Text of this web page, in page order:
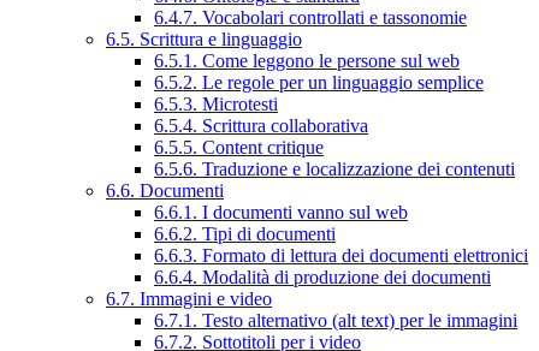
6.4.7. Vocabolari controllati e tassonomie
6.5. Scrittura e linguaggio
6.5.1. Come leggono le persone sul web
6.5.2. Le regole per un linguaggio semplice
6.5.3. Microtesti
6.5.4. Scrittura collaborativa
6.5.5. Content critique
6.5.6. Traduzione e localizzazione dei contenuti
6.6. Documenti
6.6.1. I documenti vanno sul web
6.6.2. Tipi di documenti
6.6.3. Formato di lettura dei documenti elettronici
6.6.4. Modalità di produzione dei documenti
6.7. Immagini e video
6.7.1. Testo alternativo (alt text) per le immagini
6.7.2. Sottotitoli per i video